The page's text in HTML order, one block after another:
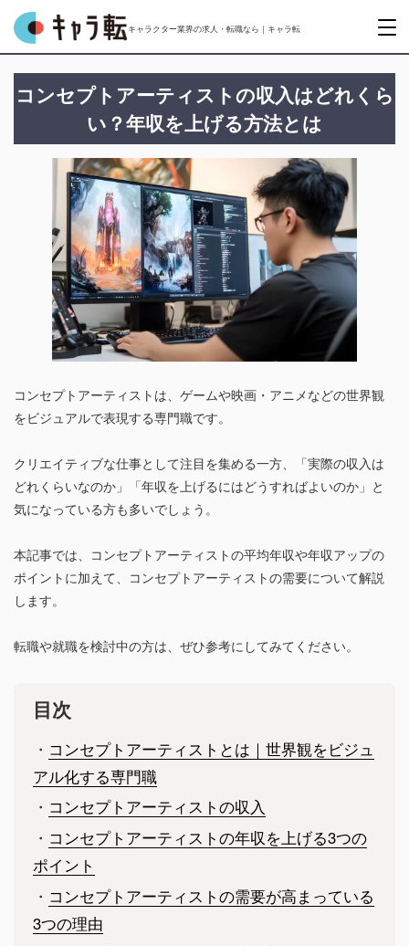
キャラクター業界の求人・転職なら｜キャラ転
コンセプトアーティストの収入はどれくら
い？年収を上げる方法とは
コンセプトアーティストは、ゲームや映画・アニメなどの世界観
をビジュアルで表現する専門職です。
クリエイティブな仕事として注目を集める一方、「実際の収入は
どれくらいなのか」「年収を上げるにはどうすればよいのか」と
気になっている方も多いでしょう。
本記事では、コンセプトアーティストの平均年収や年収アップの
ポイントに加えて、コンセプトアーティストの需要について解説
します。
転職や就職を検討中の方は、ぜひ参考にしてみてください。
目次
・ コンセプトアーティストとは｜世界観をビジュ
アル化する専門職
・ コンセプトアーティストの収入
・ コンセプトアーティストの年収を上げる3つの
ポイント
・ コンセプトアーティストの需要が高まっている
3つの理由